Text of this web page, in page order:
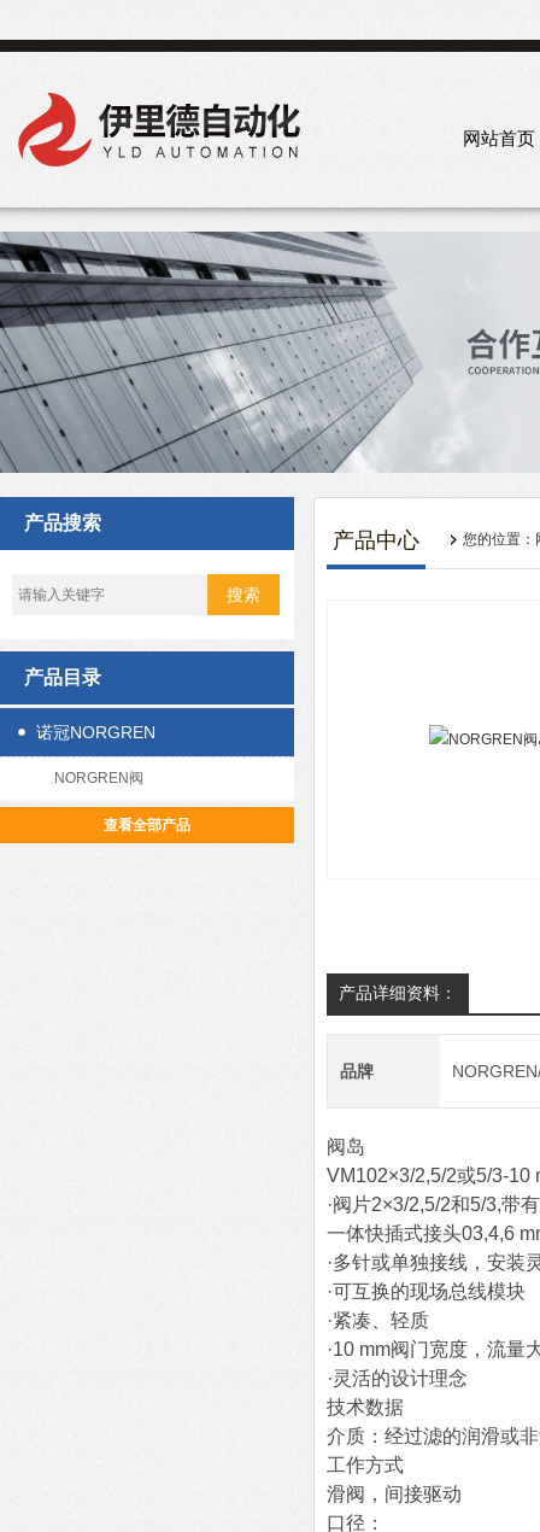
网站首页
产品搜索
产品目录
诺冠NORGREN
NORGREN阀
查看全部产品
产品中心 您的位置：
产品详细资料：
品牌
阀岛
VM102×3/2,5/2或5/3-10
·阀片2×3/2,5/2和5/3,带有
一体快插式接头03,4,6
·多针或单独接线，安装
·可互换的现场总线模块
·紧凑、轻质
·10 mm阀门宽度，流量
·灵活的设计理念
技术数据
介质：经过滤的润滑或
工作方式
滑阀，间接驱动
口径：